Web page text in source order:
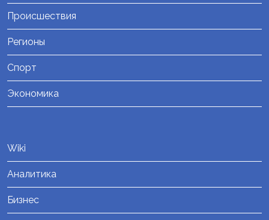
Происшествия
Регионы
Спорт
Экономика
Wiki
Аналитика
Бизнес